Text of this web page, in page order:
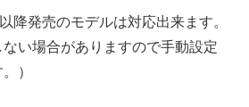
以降発売のモデルは対応出来ます。
い場合がありますので手動設定
）